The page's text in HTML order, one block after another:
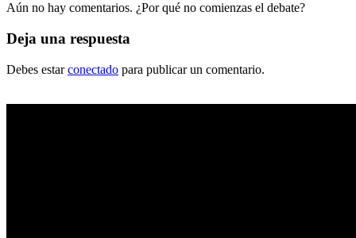
Aún no hay comentarios. ¿Por qué no comienzas el debate?
Deja una respuesta
Debes estarconectado para publicar un comentario.